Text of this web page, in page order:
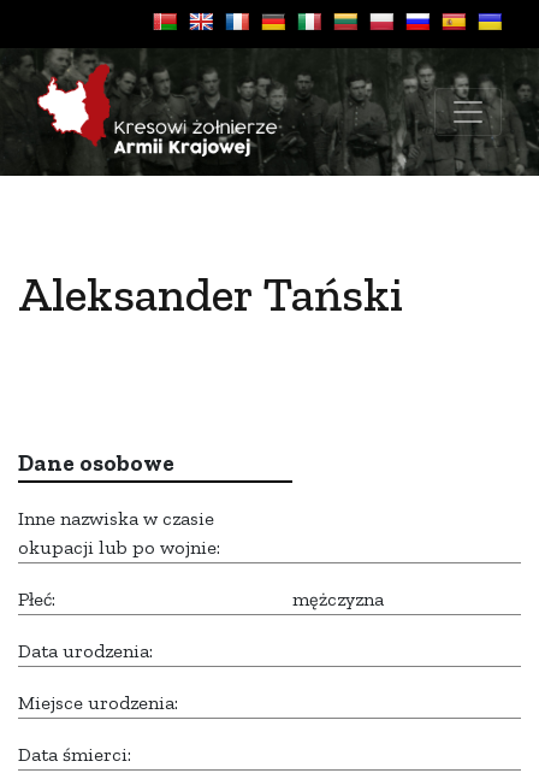
Aleksander Tański
Dane osobowe
Inne nazwiska w czasie
okupacji lub po wojnie:
Płeć: mężczyzna
Data urodzenia:
Miejsce urodzenia:
Data śmierci: